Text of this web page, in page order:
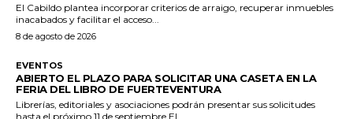
El Cabildo plantea incorporar criterios de arraigo, recuperar inmuebles
inacabados y facilitar el acceso...
8 de agosto de 2026
EVENTOS
ABIERTO EL PLAZO PARA SOLICITAR UNA CASETA EN LA
FERIA DEL LIBRO DE FUERTEVENTURA
Librerías, editoriales y asociaciones podrán presentar sus solicitudes
hasta el próximo 11 de septiembre El...